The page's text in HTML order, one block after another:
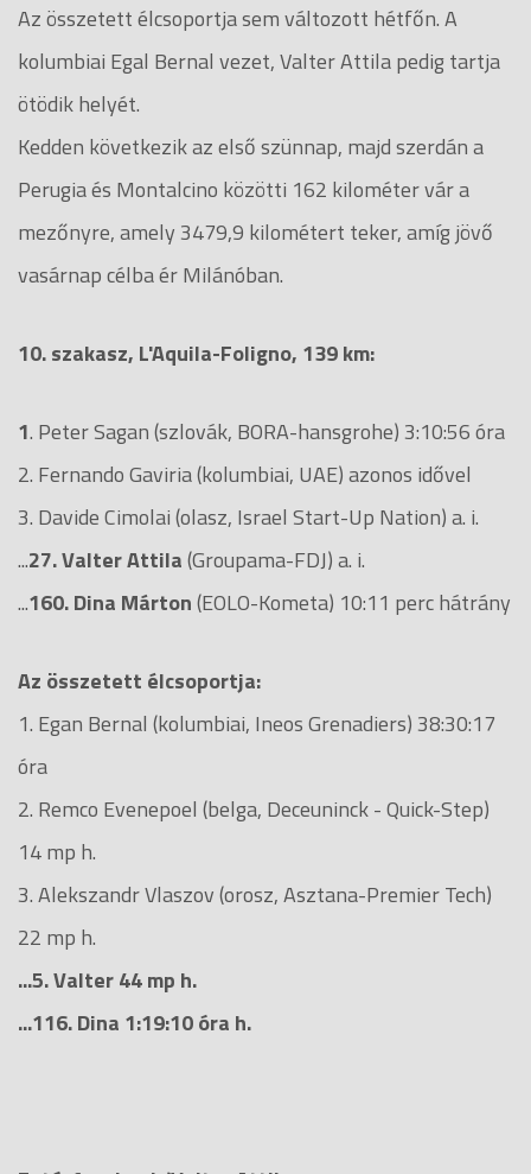
Az összetett élcsoportja sem változott hétfőn. A
kolumbiai Egal Bernal vezet, Valter Attila pedig tartja
ötödik helyét.
Kedden következik az első szünnap, majd szerdán a
Perugia és Montalcino közötti 162 kilométer vár a
mezőnyre, amely 3479,9 kilométert teker, amíg jövő
vasárnap célba ér Milánóban.
10. szakasz, L'Aquila-Foligno, 139 km:
1. Peter Sagan (szlovák, BORA-hansgrohe) 3:10:56 óra
2. Fernando Gaviria (kolumbiai, UAE) azonos idővel
3. Davide Cimolai (olasz, Israel Start-Up Nation) a. i.
...27. Valter Attila(Groupama-FDJ) a. i.
...160. Dina Márton(EOLO-Kometa) 10:11 perc hátrány
Az összetett élcsoportja:
1. Egan Bernal (kolumbiai, Ineos Grenadiers) 38:30:17
óra
2. Remco Evenepoel (belga, Deceuninck - Quick-Step)
14 mp h.
3. Alekszandr Vlaszov (orosz, Asztana-Premier Tech)
22 mp h.
...5. Valter 44 mp h.
...116. Dina 1:19:10 óra h.